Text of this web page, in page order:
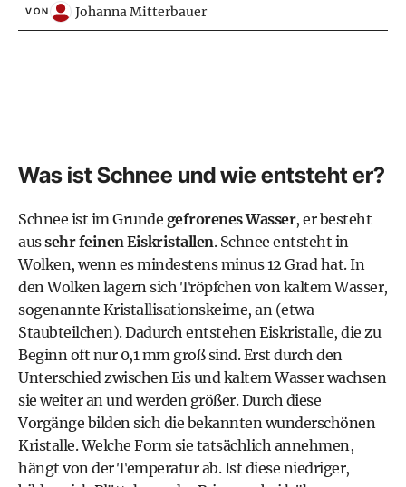
VON Johanna Mitterbauer
Was ist Schnee und wie entsteht er?
Schnee ist im Grunde gefrorenes Wasser, er besteht
aussehr feinen Eiskristallen. Schnee entsteht in
Wolken, wenn es mindestens minus 12 Grad hat. In
den Wolken lagern sich Tröpfchen von kaltem Wasser,
sogenannte Kristallisationskeime, an (etwa
Staubteilchen). Dadurch entstehen Eiskristalle, die zu
Beginn oft nur 0,1 mm groß sind. Erst durch den
Unterschied zwischen Eis und kaltem Wasser wachsen
sie weiter an und werden größer. Durch diese
Vorgänge bilden sich die bekannten wunderschönen
Kristalle. Welche Form sie tatsächlich annehmen,
hängt von der Temperatur ab. Ist diese niedriger,